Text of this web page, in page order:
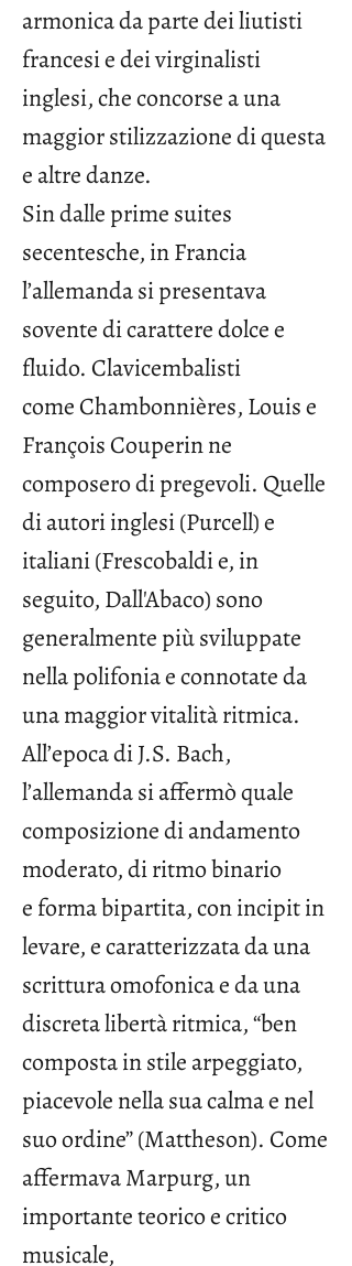
armonica da parte dei liutisti
francesi e dei virginalisti
inglesi, che concorse a una
maggior stilizzazione di questa
e altre danze.
Sin dalle prime suites
secentesche, in Francia
l’allemanda si presentava
sovente di carattere dolce e
fluido. Clavicembalisti
come Chambonnières, Louis e
François Couperin ne
composero di pregevoli. Quelle
di autori inglesi (Purcell) e
italiani (Frescobaldi e, in
seguito, Dall'Abaco) sono
generalmente più sviluppate
nella polifonia e connotate da
una maggior vitalità ritmica.
All’epoca di J.S. Bach,
l’allemanda si affermò quale
composizione di andamento
moderato, di ritmo binario
e forma bipartita, con incipit in
levare, e caratterizzata da una
scrittura omofonica e da una
discreta libertà ritmica, “ben
composta in stile arpeggiato,
piacevole nella sua calma e nel
suo ordine” (Mattheson). Come
affermava Marpurg, un
importante teorico e critico
musicale,